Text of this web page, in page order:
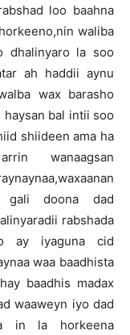
loo baahna
waliba
dhalinyaro la soo
ah haddii aynu
wax barasho
haysan bal intii soo
shiideen ama ha
wanaagsan
gali doona dad
rabshada
ay iyaguna cid
waa baadhista
baadhis madax
waaweyn iyo dad
in la horkeena